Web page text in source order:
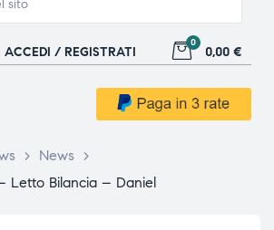
ACCEDI / REGISTRATI
0
0,00 €
> News
>
Letto Bilancia – Daniel